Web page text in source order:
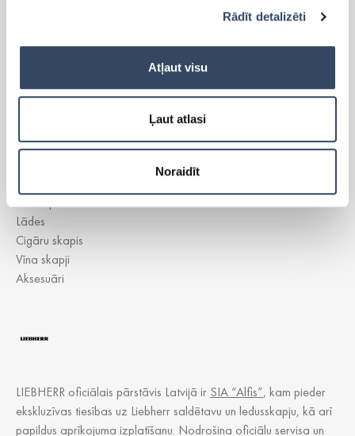
Rādīt detalizēti
Atļaut visu
Ļaut atlasi
Noraidīt
LIEBHERR oficiālais pārstāvis Latvijā ir SIA “Alfis”, kam pieder
ekskluzīvas tiesības uz Liebherr saldētavu un ledusskapju, kā arī
papildus aprīkojuma izplatīšanu. Nodrošina oficiālu servisa un
Brīvi stāvoši ledusskapji
Iebūvējamās saldētavas
Lādes
Cigāru skapis
Vīna skapji
Aksesuāri